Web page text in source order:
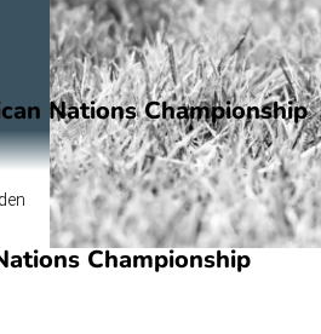
Nations Championship
Championship